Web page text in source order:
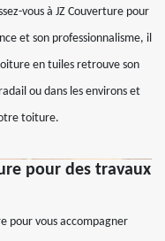
vous à JZ Couverture pour
et son professionnalisme, il
en tuiles retrouve son
ou dans les environs et
toiture.
pour des travaux
pour vous accompagner